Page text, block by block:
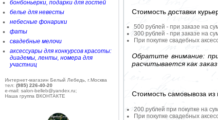
бонбоньерки, подарки для гостей
белье для невесты
небесные фонарики
фаты
свадебные мелочи
аксессуары для конкурсов красоты:
диадемы, ленты, номера для
участниц
Интернет-магазин Белый Лебедь, г.Москва
тел: (985) 226-40-20
e-mail: salon-belleb@yandex.ru;
Наша группа ВКОНТАКТЕ
Стоимость доставки
500 рублей - при заказе на
300 рублей - при заказе на
При покупке свадебных
Обратите внимание:
расчитывается как
Стоимость самовывоза из
200 рублей при покупке на
При покупке свадебных